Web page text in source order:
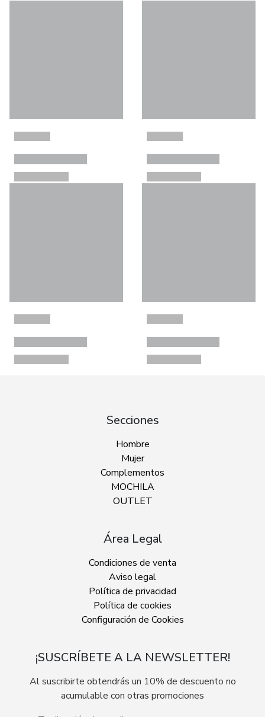
Secciones
Hombre
Mujer
Complementos
MOCHILA
OUTLET
Área Legal
Condiciones de venta
Aviso legal
Política de privacidad
Política de cookies
Configuración de Cookies
¡SUSCRÍBETE A LA NEWSLETTER!
Al suscribirte obtendrás un 10% de descuento no
acumulable con otras promociones